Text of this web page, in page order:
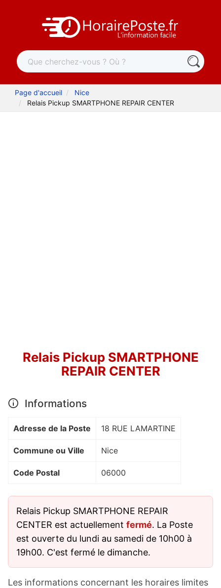
Page d'accueil
Nice
Relais Pickup SMARTPHONE REPAIR CENTER
Relais Pickup SMARTPHONE
REPAIR CENTER
Informations
Adresse de la Poste 18 RUE LAMARTINE
Commune ou Ville Nice
Code Postal 06000
Relais Pickup SMARTPHONE REPAIR
CENTER est actuellement fermé. La Poste
est ouverte du lundi au samedi de 10h00 à
19h00. C'est fermé le dimanche.
Les informations concernant les horaires limites